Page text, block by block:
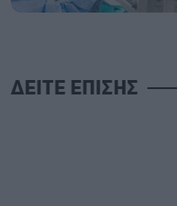
ΔΕΙΤΕ ΕΠΙΣΗΣ